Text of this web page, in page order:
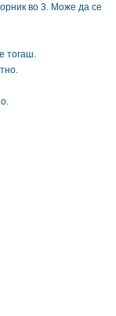
во 3. Може да се
тогаш.